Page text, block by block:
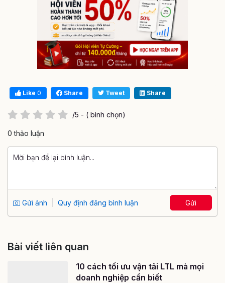
Like 0 Share Tweet Share
/5 - ( bình chọn)
0 thảo luận
Gửi ảnh Quy định đăng bình luận Gửi
Bài viết liên quan
10 cách tối ưu vận tải LTL mà mọi
doanh nghiệp cần biết